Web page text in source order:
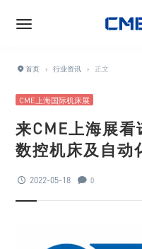
首页 › 行业资讯 › 正文
CME上海国际机床展
来CME上海展
数控机床及自动
2022-05-18 0